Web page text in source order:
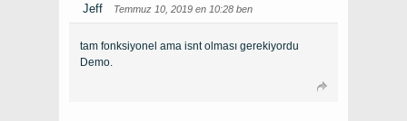
Jeff Temmuz 10, 2019 en 10:28 ben
tam fonksiyonel ama isnt olması gerekiyordu
Demo.